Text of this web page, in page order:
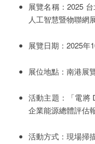
展覽名稱：2025
人工智慧暨物聯網
展覽日期： 2025年
展位地點：南港展
活動主題：「電將
企業能源總體評估
活動方式：現場掃